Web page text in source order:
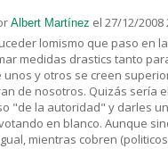
Albert Martínez el 27/12/2008
lomismo que paso en
medidas drastics tanto
unos y otros se creen
de nosotros. Quizás sería
"de la autoridad" y darles
en blanco. Aunque
mientras cobren